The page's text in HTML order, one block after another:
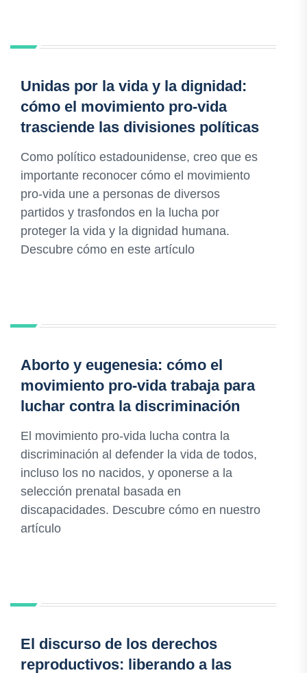
Unidas por la vida y la dignidad:
cómo el movimiento pro-vida
trasciende las divisiones políticas
Como político estadounidense, creo que es
importante reconocer cómo el movimiento
pro-vida une a personas de diversos
partidos y trasfondos en la lucha por
proteger la vida y la dignidad humana.
Descubre cómo en este artículo
Aborto y eugenesia: cómo el
movimiento pro-vida trabaja para
luchar contra la discriminación
El movimiento pro-vida lucha contra la
discriminación al defender la vida de todos,
incluso los no nacidos, y oponerse a la
selección prenatal basada en
discapacidades. Descubre cómo en nuestro
artículo
El discurso de los derechos
reproductivos: liberando a las